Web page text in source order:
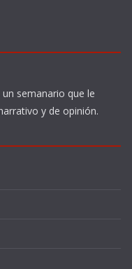
semanario que le
y de opinión.